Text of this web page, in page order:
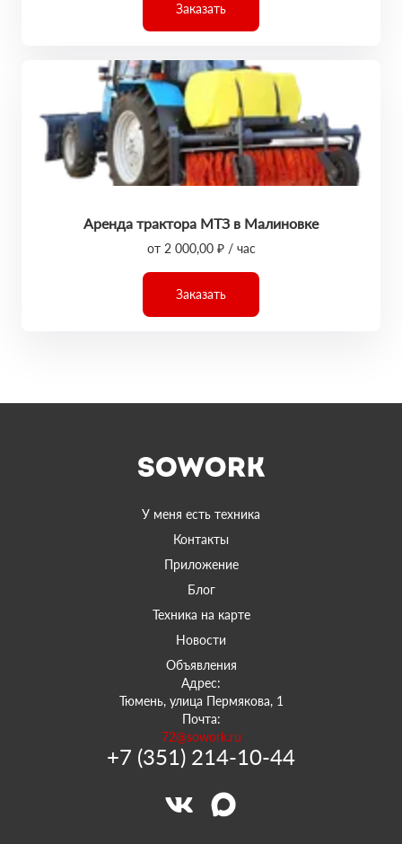
Заказать
Аренда трактора МТЗ в Малиновке
от 2 000,00 ₽ / час
Заказать
У меня есть техника
Контакты
Приложение
Блог
Техника на карте
Новости
Объявления
Адрес:
Тюмень, улица Пермякова, 1
Почта:
72@sowork.ru
+7 (351) 214-10-44